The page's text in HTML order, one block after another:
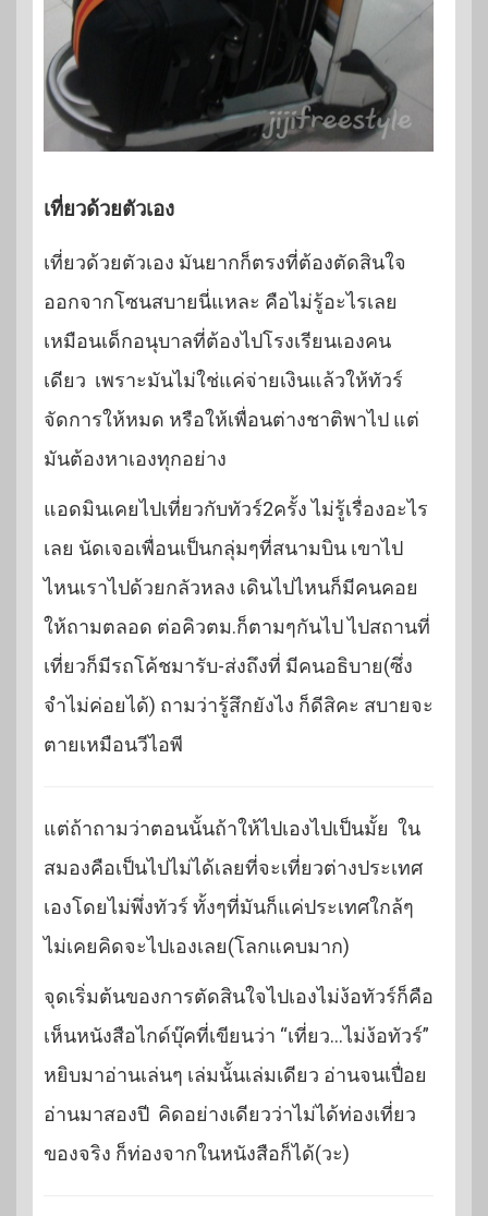
เที่ยวด้วยตัวเอง
เที่ยวด้วยตัวเอง มันยากก็ตรงที่ต้องตัดสินใจ
ออกจากโซนสบายนี่แหละ คือไม่รู้อะไรเลย
เหมือนเด็กอนุบาลที่ต้องไปโรงเรียนเองคน
เดียว เพราะมันไม่ใช่แค่จ่ายเงินแล้วให้ทัวร์
จัดการให้หมด หรือให้เพื่อนต่างชาติพาไป แต่
มันต้องหาเองทุกอย่าง
แอดมินเคยไปเที่ยวกับทัวร์2ครั้ง ไม่รู้เรื่องอะไร
เลย นัดเจอเพื่อนเป็นกลุ่มๆที่สนามบิน เขาไป
ไหนเราไปด้วยกลัวหลง เดินไปไหนก็มีคนคอย
ให้ถามตลอด ต่อคิวตม.ก็ตามๆกันไป ไปสถานที่
เที่ยวก็มีรถโค้ชมารับ-ส่งถึงที่ มีคนอธิบาย(ซึ่ง
จำไม่ค่อยได้) ถามว่ารู้สึกยังไง ก็ดีสิคะ สบายจะ
ตายเหมือนวีไอพี
แต่ถ้าถามว่าตอนนั้นถ้าให้ไปเองไปเป็นมั้ย ใน
สมองคือเป็นไปไม่ได้เลยที่จะเที่ยวต่างประเทศ
เองโดยไม่พึ่งทัวร์ ทั้งๆที่มันก็แค่ประเทศใกล้ๆ
ไม่เคยคิดจะไปเองเลย(โลกแคบมาก)
จุดเริ่มต้นของการตัดสินใจไปเองไม่ง้อทัวร์ก็คือ
เห็นหนังสือไกด์บุ๊คที่เขียนว่า “เที่ยว…ไม่ง้อทัวร์”
หยิบมาอ่านเล่นๆ เล่มนั้นเล่มเดียว อ่านจนเปื่อย
อ่านมาสองปี คิดอย่างเดียวว่าไม่ได้ท่องเที่ยว
ของจริง ก็ท่องจากในหนังสือก็ได้(วะ)